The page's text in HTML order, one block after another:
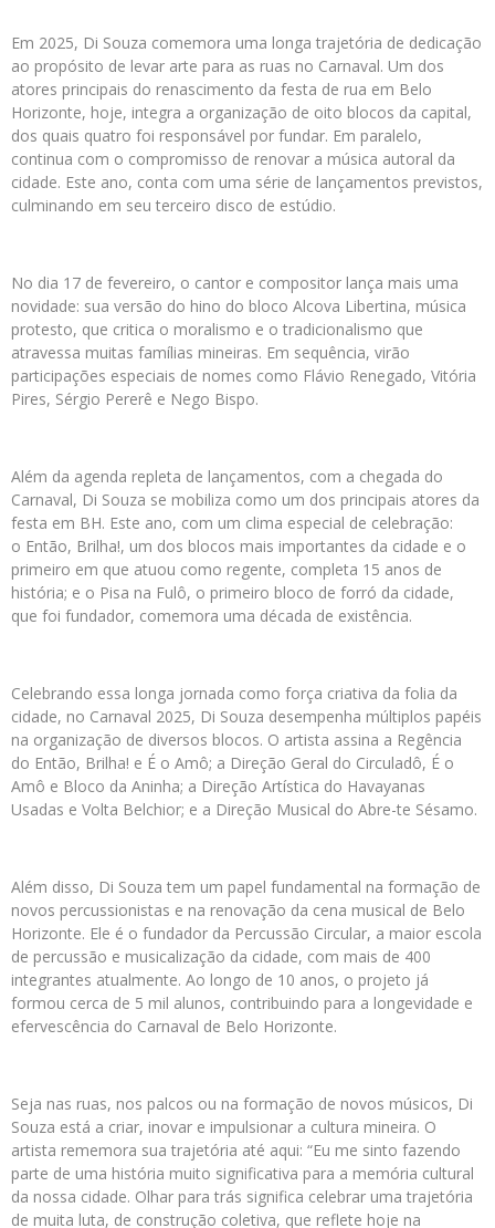
Em 2025, Di Souza comemora uma longa trajetória de dedicação
ao propósito de levar arte para as ruas no Carnaval. Um dos
atores principais do renascimento da festa de rua em Belo
Horizonte, hoje, integra a organização de oito blocos da capital,
dos quais quatro foi responsável por fundar. Em paralelo,
continua com o compromisso de renovar a música autoral da
cidade. Este ano, conta com uma série de lançamentos previstos,
culminando em seu terceiro disco de estúdio.
No dia 17 de fevereiro, o cantor e compositor lança mais uma
novidade: sua versão do hino do bloco Alcova Libertina, música
protesto, que critica o moralismo e o tradicionalismo que
atravessa muitas famílias mineiras. Em sequência, virão
participações especiais de nomes como Flávio Renegado, Vitória
Pires, Sérgio Pererê e Nego Bispo.
Além da agenda repleta de lançamentos, com a chegada do
Carnaval, Di Souza se mobiliza como um dos principais atores da
festa em BH. Este ano, com um clima especial de celebração:
o Então, Brilha!, um dos blocos mais importantes da cidade e o
primeiro em que atuou como regente, completa 15 anos de
história; e o Pisa na Fulô, o primeiro bloco de forró da cidade,
que foi fundador, comemora uma década de existência.
Celebrando essa longa jornada como força criativa da folia da
cidade, no Carnaval 2025, Di Souza desempenha múltiplos papéis
na organização de diversos blocos. O artista assina a Regência
do Então, Brilha! e É o Amô; a Direção Geral do Circuladô, É o
Amô e Bloco da Aninha; a Direção Artística do Havayanas
Usadas e Volta Belchior; e a Direção Musical do Abre-te Sésamo.
Além disso, Di Souza tem um papel fundamental na formação de
novos percussionistas e na renovação da cena musical de Belo
Horizonte. Ele é o fundador da Percussão Circular, a maior escola
de percussão e musicalização da cidade, com mais de 400
integrantes atualmente. Ao longo de 10 anos, o projeto já
formou cerca de 5 mil alunos, contribuindo para a longevidade e
efervescência do Carnaval de Belo Horizonte.
Seja nas ruas, nos palcos ou na formação de novos músicos, Di
Souza está a criar, inovar e impulsionar a cultura mineira. O
artista rememora sua trajetória até aqui: “Eu me sinto fazendo
parte de uma história muito significativa para a memória cultural
da nossa cidade. Olhar para trás significa celebrar uma trajetória
de muita luta, de construção coletiva, que reflete hoje na